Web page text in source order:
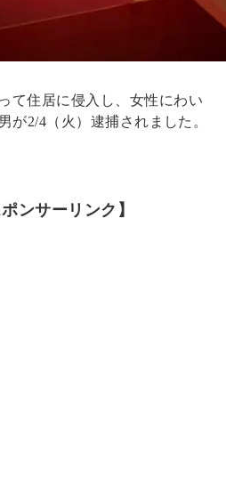
て住居に侵入し、女性にわい
が2/4（火）逮捕されました。
ンサーリンク】